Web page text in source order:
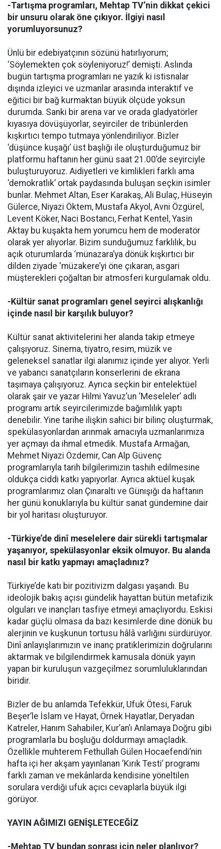
-Tartışma programları, Mehtap TV’nin dikkat çekici
bir unsuru olarak öne çıkıyor. İlgiyi nasıl
yorumluyorsunuz?
Ünlü bir edebiyatçının sözünü hatırlıyorum;
‘Söylemekten çok söyleniyoruz!’ demişti. Aslında
bugün tartışma programları ne yazık ki istisnalar
dışında izleyici ve uzmanlar arasında interaktif ve
eğitici bir bağ kurmaktan büyük ölçüde yoksun
durumda. Sanki bir arena var ve orada gladyatörler
kıyasıya dövüşüyorlar, seyirciler de tribünlerden
kışkırtıcı tempo tutmaya yönlendiriliyor. Bizler
‘düşünce kuşağı’ üst başlığı ile oluşturduğumuz bir
platformu haftanın her günü saat 21.00’de seyirciyle
buluşturuyoruz. Aidiyetleri ve kimlikleri farklı ama
‘demokratlık’ ortak paydasında buluşan seçkin isimler
bunlar. Mehmet Altan, Eser Karakaş, Ali Bulaç, Hüseyin
Gülerce, Niyazi Öktem, Mustafa Akyol, Avni Özgürel,
Levent Köker, Naci Bostancı, Ferhat Kentel, Yasin
Aktay bu kuşakta hem yorumcu hem de moderatör
olarak yer alıyorlar. Bizim sunduğumuz farklılık, bu
açık oturumlarda ‘münazara’ya dönük kışkırtıcı bir
dilden ziyade ‘müzakere’yi öne çıkaran, asgari
müşterekleri çoğaltan bir atmosferi kurgulamak oldu.
-Kültür sanat programları genel seyirci alışkanlığı
içinde nasıl bir karşılık buluyor?
Kültür sanat aktivitelerini her alanda takip etmeye
çalışıyoruz. Sinema, tiyatro, resim, müzik ve
geleneksel sanatlar ilgi alanımız içinde yer alıyor. Yerli
ve yabancı sanatçıların konserlerini de ekrana
taşımaya çalışıyoruz. Ayrıca seçkin bir entelektüel
olarak şair ve yazar Hilmi Yavuz’un ‘Meseleler’ adlı
programı artık seyircilerimizde bağımlılık yaptı
denebilir. Yine tarihe ilişkin sahici bir bilinç oluşturmak,
spekülasyonlardan arınmak amacıyla uzmanlarımıza
yer açmayı da ihmal etmedik. Mustafa Armağan,
Mehmet Niyazi Özdemir, Can Alp Güvenç
programlarıyla tarih bilgilerimizin tashih edilmesine
oldukça ciddi katkı yapıyorlar. Ayrıca aktüel kuşak
programlarımız olan Çınaraltı ve Günışığı da haftanın
her günü konuklarıyla bu kültür sanat gündemine dair
bir yol haritası oluşturuyor.
-Türkiye’de dinî meselelere dair sürekli tartışmalar
yaşanıyor, spekülasyonlar eksik olmuyor. Bu alanda
nasıl bir katkı yapmayı amaçladınız?
Türkiye’de katı bir pozitivizm dalgası yaşandı. Bu
ideolojik bakış açısı gündelik hayattan bütün metafizik
olguları ve inançları tasfiye etmeyi amaçlıyordu. Eskisi
kadar güçlü olmasa da bazı kesimlerde dine dönük bu
alerjinin ve kuşkunun tortusu hâlâ varlığını sürdürüyor.
Dinî anlayışlarımızın ve inanç pratiklerimizin doğrularını
aktarmak ve bilgilendirmek kamusala dönük yayın
yapan bir kuruluşun vazgeçilmez sorumluluklarından
biridir.
Bizler de bu anlamda Tefekkür, Ufuk Ötesi, Faruk
Beşer’le İslam ve Hayat, Örnek Hayatlar, Deryadan
Katreler, Hanım Sahabiler, Kur’an’ı Anlamaya Doğru gibi
programlarla bu boşluğu doldurmayı amaçladık.
Özellikle muhterem Fethullah Gülen Hocaefendi’nin
hafta içi her akşam yayınlanan ‘Kırık Testi’ programı
farklı zaman ve mekânlarda kendisine yöneltilen
sorulara verdiği ufuk açıcı cevaplarla büyük ilgi
görüyor.
YAYIN AĞIMIZI GENİŞLETECEĞİZ
-Mehtap TV bundan sonrası için neler planlıyor?